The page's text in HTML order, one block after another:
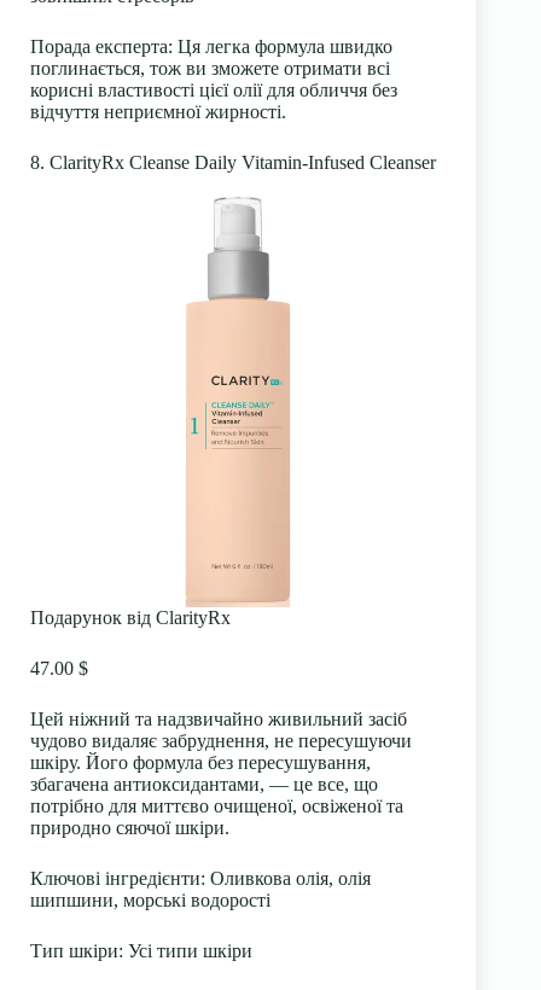
Порада експерта: Ця легка формула швидко
поглинається, тож ви зможете отримати всі
корисні властивості цієї олії для обличчя без
відчуття неприємної жирності.
8. ClarityRx Cleanse Daily Vitamin-Infused Cleanser
Подарунок від ClarityRx
47.00 $
Цей ніжний та надзвичайно живильний засіб
чудово видаляє забруднення, не пересушуючи
шкіру. Його формула без пересушування,
збагачена антиоксидантами, — це все, що
потрібно для миттєво очищеної, освіженої та
природно сяючої шкіри.
Ключові інгредієнти: Оливкова олія, олія
шипшини, морські водорості
Тип шкіри: Усі типи шкіри